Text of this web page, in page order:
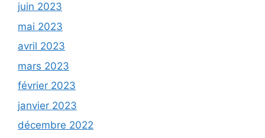
juin 2023
mai 2023
avril 2023
mars 2023
février 2023
janvier 2023
décembre 2022